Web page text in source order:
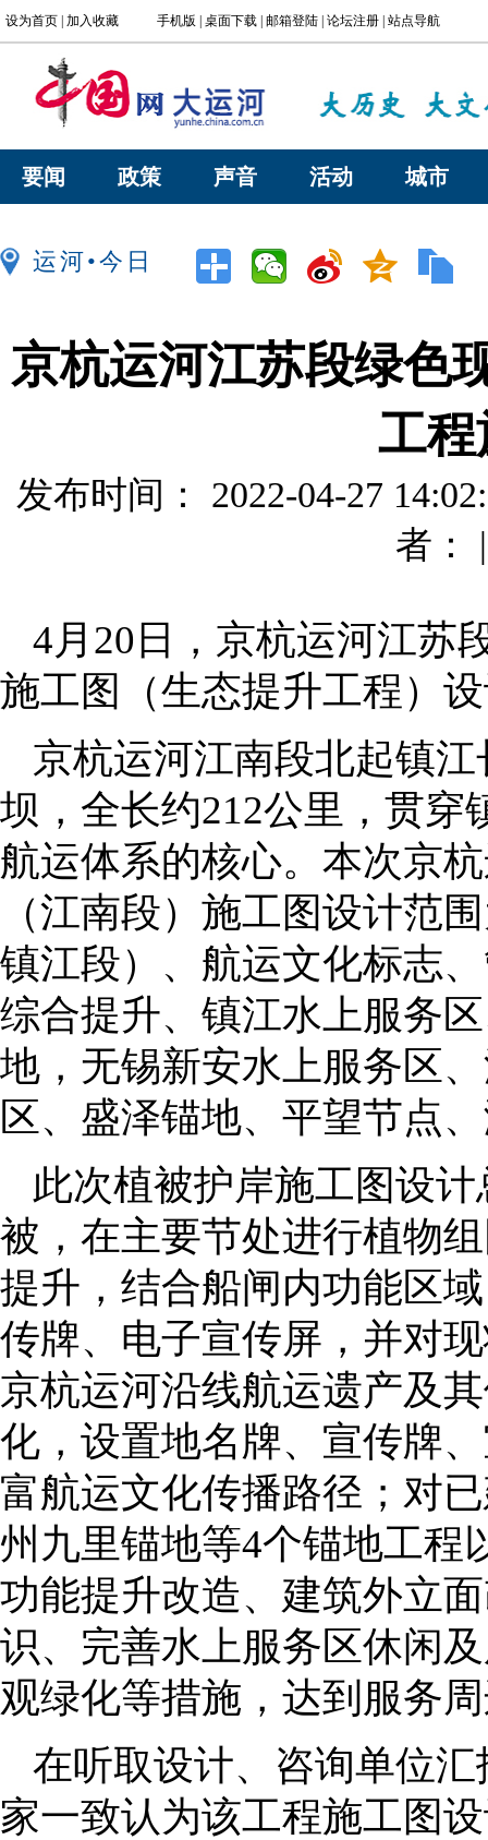
要闻 政策 声音 活动 城市
运河•今日
京杭运河江苏段绿色
工
发布时间： 2022-04-27
者：
4月20日，京杭运河江苏
施工图（生态提升工程）
京杭运河江南段北起镇
坝，全长约212公里，贯穿
航运体系的核心。本次京
（江南段）施工图设计范
镇江段）、航运文化标志
综合提升、镇江水上服务
地，无锡新安水上服务区
区、盛泽锚地、平望节点
此次植被护岸施工图设
被，在主要节处进行植物
提升，结合船闸内功能区
传牌、电子宣传屏，并对
京杭运河沿线航运遗产及
化，设置地名牌、宣传牌
富航运文化传播路径；对
州九里锚地等4个锚地工程
功能提升改造、建筑外立
识、完善水上服务区休闲
观绿化等措施，达到服务
在听取设计、咨询单位
家一致认为该工程施工图